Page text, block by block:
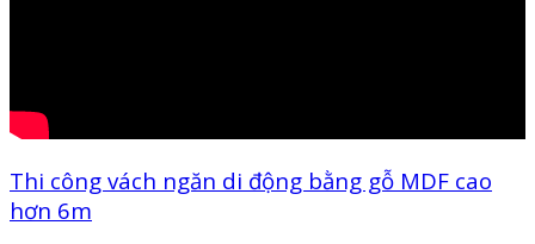
Thi công vách ngăn di động bằng gỗ MDF cao
hơn 6m